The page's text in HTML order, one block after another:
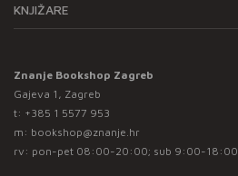
KNJIŽARE
Znanje Bookshop Zagreb
Gajeva 1, Zagreb
t: +385 1 5577 953
m: bookshop@znanje.hr
rv: pon-pet 08:00-20:00; sub 9:00-18:00